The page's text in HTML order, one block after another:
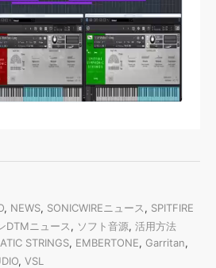
, NEWS, SONICWIREニュース, SPITFIRE
DTMニュース, ソフト音源, 活用方法
STRINGS, EMBERTONE, Garritan,
, VSL